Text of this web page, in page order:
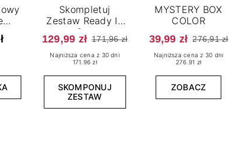
Skompletuj
Zestaw Ready In
One
129,99 zł 171,96 zł
Najniższa cena z 30 dni
171.96 zł
SKOMPONUJ
ZESTAW
MYSTERY BOX
COLOR
39,99 zł 276,91 zł
Najniższa cena z 30 dni
276.91 zł
ZOBACZ